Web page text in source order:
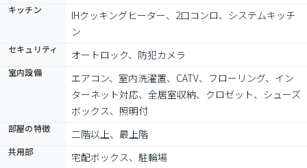
キッチン
IHクッキングヒーター、2口コンロ、システムキッチ
ン
セキュリティ オートロック、防犯カメラ
室内設備
エアコン、室内洗濯置、CATV、フローリング、イン
ターネット対応、全居室収納、クロゼット、シューズ
ボックス、照明付
部屋の特徴 二階以上、最上階
共用部 宅配ボックス、駐輪場